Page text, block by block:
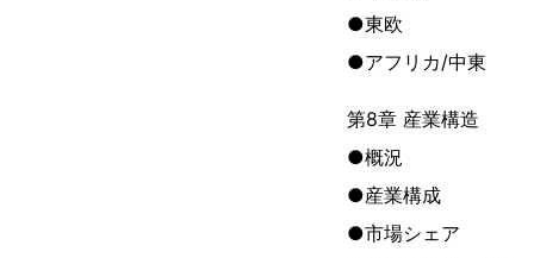
●東欧
●アフリカ/中東
第8章 産業構造
●概況
●産業構成
●市場シェア